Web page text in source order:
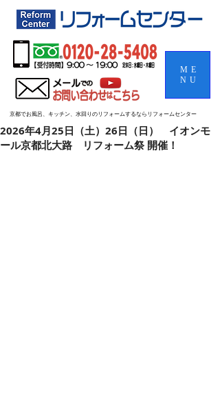
ME
NU
京都でお風呂、キッチン、水回りのリフォームするならリフォームセンター
2026年4月25日（土）26日（日） イオンモ
ール京都北大路 リフォーム祭 開催！